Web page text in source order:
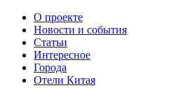
О проекте
Новости и события
Статьи
Интересное
Города
Отели Китая